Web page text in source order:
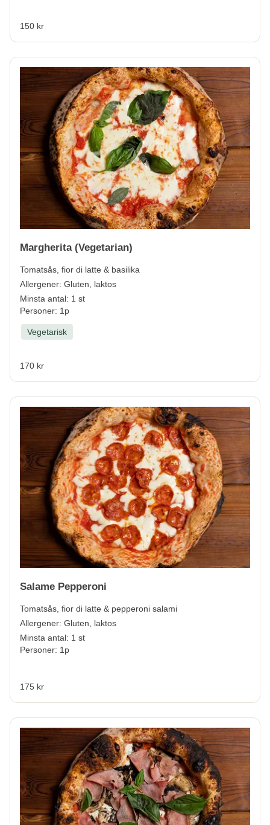
150 kr
Margherita (Vegetarian)
Tomatsås, fior di latte & basilika
Allergener: Gluten, laktos
Minsta antal: 1 st
Personer: 1p
Vegetarisk
170 kr
Salame Pepperoni
Tomatsås, fior di latte & pepperoni salami
Allergener: Gluten, laktos
Minsta antal: 1 st
Personer: 1p
175 kr